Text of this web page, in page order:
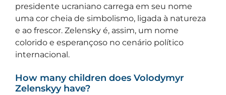
presidente ucraniano carrega em seu nome
uma cor cheia de simbolismo, ligada à natureza
e ao frescor. Zelensky é, assim, um nome
colorido e esperançoso no cenário político
internacional.
How many children does Volodymyr
Zelenskyy have?